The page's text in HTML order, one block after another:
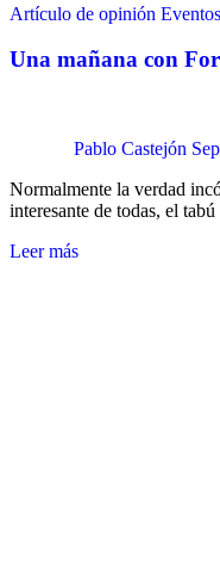
Artículo de opinión
Una mañana con
Pablo Castejón
Normalmente la verdad
interesante de todas, el
Leer más